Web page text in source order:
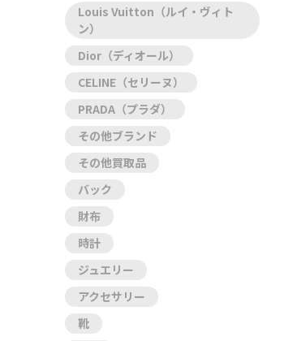
Louis Vuitton（ルイ・ヴィト
ン）
Dior（ディオール）
CELINE（セリーヌ）
PRADA（プラダ）
その他ブランド
その他買取品
バック
財布
時計
ジュエリー
アクセサリー
靴